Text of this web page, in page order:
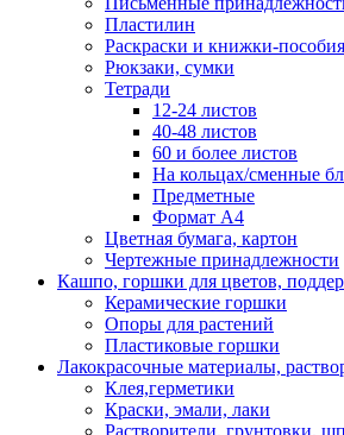
Пластилин
Раскраски и книжки-пособия
Рюкзаки, сумки
Тетради
12-24 листов
40-48 листов
60 и более листов
На кольцах/сменные
Предметные
Формат А4
Цветная бумага, картон
Чертежные принадлежности
Кашпо, горшки для цветов,
Керамические горшки
Опоры для растений
Пластиковые горшки
Лакокрасочные материалы,
Клея,герметики
Краски, эмали, лаки
Растворители, грунтовки,